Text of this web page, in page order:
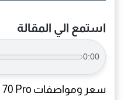
استمع الي المقالة
0:00